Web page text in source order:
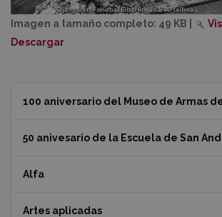
Imagen a tamaño completo: 49 KB
Descargar
100 aniversario del Museo de Armas
50 anivesario de la Escuela de San
Alfa
Artes aplicadas